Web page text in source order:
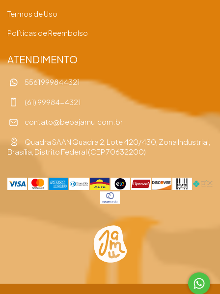
Termos de Uso
Políticas de Reembolso
ATENDIMENTO
5561999844321
(61) 99984-4321
contato@bebajamu.com.br
Quadra SAAN Quadra 2, Lote 420/430, Zona Industrial,
Brasília, Distrito Federal (CEP 70632200)